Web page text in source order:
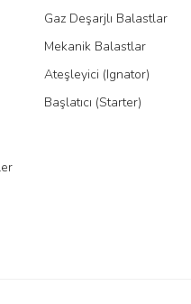
Gönder
Gaz Deşarjlı Balastlar
Mekanik Balastlar
Ateşleyici (Ignator)
Başlatıcı (Starter)